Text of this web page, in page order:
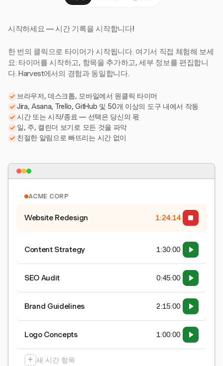
시작하세요 — 시간 기록을 시작합니다!
한 번의 클릭으로 타이머가 시작됩니다. 여기서 직접 체험해 보세
요: 타이머를 시작하고, 항목을 추가하고, 세부 정보를 편집합니
다. Harvest에서의 경험과 동일합니다.
브라우저, 데스크톱, 모바일에서 원클릭 타이머
Jira, Asana, Trello, GitHub 및 50개 이상의 도구 내에서 작동
시간 또는 시작/종료 — 선택은 당신의 몫
일, 주, 캘린더 보기로 모든 것을 파악
친절한 알림으로 빠뜨리는 시간 없이
ACME CORP
Website Redesign 1:24:15
Content Strategy 1:30:00
SEO Audit 0:45:00
Brand Guidelines 2:15:00
Logo Concepts 1:00:00
+ 새 시간 항목